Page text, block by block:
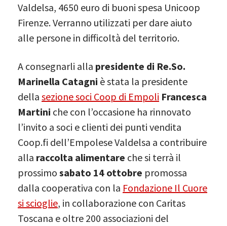
Valdelsa, 4650 euro di buoni spesa Unicoop
Firenze. Verranno utilizzati per dare aiuto
alle persone in difficoltà del territorio.
A consegnarli alla presidente di Re.So.
Marinella Catagni è stata la presidente
della sezione soci Coop di Empoli Francesca
Martini che con l’occasione ha rinnovato
l’invito a soci e clienti dei punti vendita
Coop.fi dell’Empolese Valdelsa a contribuire
alla raccolta alimentare che si terrà il
prossimo sabato 14 ottobre promossa
dalla cooperativa con la Fondazione Il Cuore
si scioglie, in collaborazione con Caritas
Toscana e oltre 200 associazioni del